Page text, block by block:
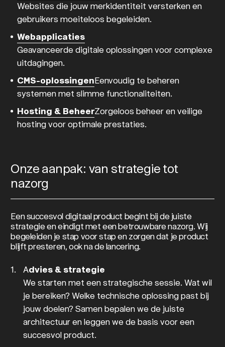
Websites die jouw merkidentiteit versterken en
gebruikers moeiteloos begeleiden.
Webapplicaties
Geavanceerde digitale oplossingen voor complexe
uitdagingen.
CMS-oplossingenEenvoudig te beheren
systemen met slimme functionaliteiten.
Hosting & BeheerZorgeloos beheer en veilige
hosting voor optimale prestaties.
Onze aanpak: van strategie tot
nazorg
Een succesvol digitaal product begint bij de juiste
strategie en eindigt met een betrouwbare nazorg. Wij
begeleiden je stap voor stap en zorgen dat je product
blijft presteren, ook na de lancering.
Advies & strategie
We starten met een strategische sessie. Wat wil
je bereiken? Welke technische oplossing past bij
jouw doelen? Samen bepalen we de juiste
architectuur en leggen we de basis voor een
succesvol product.